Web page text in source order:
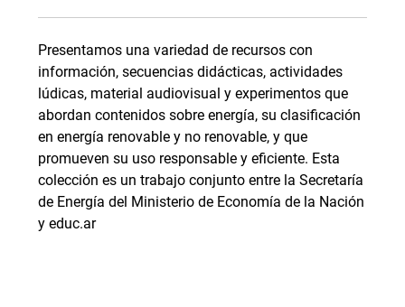
Presentamos una variedad de recursos con
información, secuencias didácticas, actividades
lúdicas, material audiovisual y experimentos que
abordan contenidos sobre energía, su clasificación
en energía renovable y no renovable, y que
promueven su uso responsable y eficiente. Esta
colección es un trabajo conjunto entre la Secretaría
de Energía del Ministerio de Economía de la Nación
y educ.ar